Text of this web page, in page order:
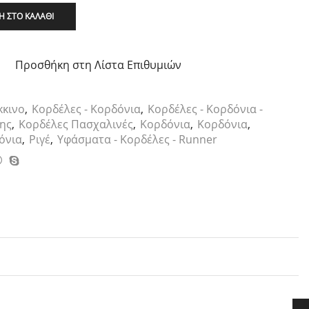
ΣΤΟ ΚΑΛΆΘΙ
Προσθήκη στη Λίστα Επιθυμιών
, Κορδέλες - Κορδόνια, Κορδέλες - Κορδόνια -
, Κορδέλες Πασχαλινές, Κορδόνια, Κορδόνια,
, Ριγέ, Υφάσματα - Κορδέλες - Runner